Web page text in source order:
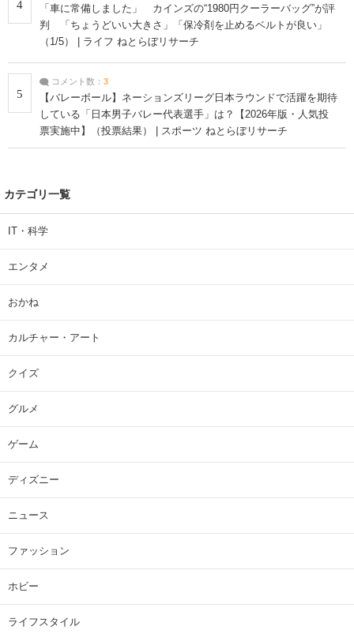
4
「車に常備しました」 カインズの“1980円クーラーバッグ”が評
判 「ちょうどいい大きさ」「保冷剤を止めるベルトが良い」
（1/5） | ライフ ねとらぼリサーチ
5
コメント数： 3
【バレーボール】ネーションズリーグ日本ラウンドで活躍を期待
している「日本男子バレー代表選手」は？【2026年版・人気投
票実施中】（投票結果） | スポーツ ねとらぼリサーチ
カテゴリ一覧
IT・科学
エンタメ
おかね
カルチャー・アート
クイズ
グルメ
ゲーム
ディズニー
ニュース
ファッション
ホビー
ライフスタイル